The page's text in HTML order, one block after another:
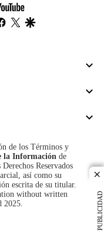
PUBLICIDAD
youtube-
footer
facebook
twitter
de los Términos y
la Información de
Reservados
así como su
escrita de su titular.
without written
2025.